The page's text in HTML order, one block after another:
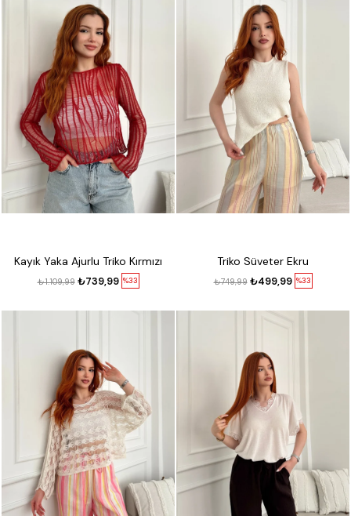
Kayık Yaka Ajurlu Triko Kırmızı
%33
₺739,99
₺1.109,99
Triko Süveter Ekru
%33
₺499,99
₺749,99